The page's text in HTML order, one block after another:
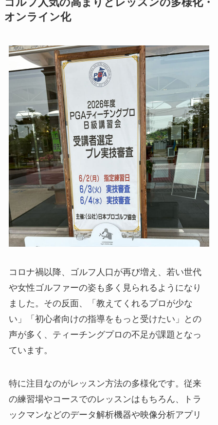
ゴルフ人気の高まりとレッスンの多様化・
オンライン化
コロナ禍以降、ゴルフ人口が再び増え、若い世代
や女性ゴルファーの姿も多く見られるようになり
ました。その反面、「教えてくれるプロが少な
い」「初心者向けの指導をもっと受けたい」との
声が多く、ティーチングプロの不足が課題となっ
ています。
特に注目なのがレッスン方法の多様化です。従来
の練習場やコースでのレッスンはもちろん、トラ
ックマンなどのデータ解析機器や映像分析アプリ